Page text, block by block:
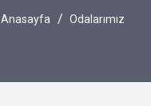
Anasayfa Odalarımız